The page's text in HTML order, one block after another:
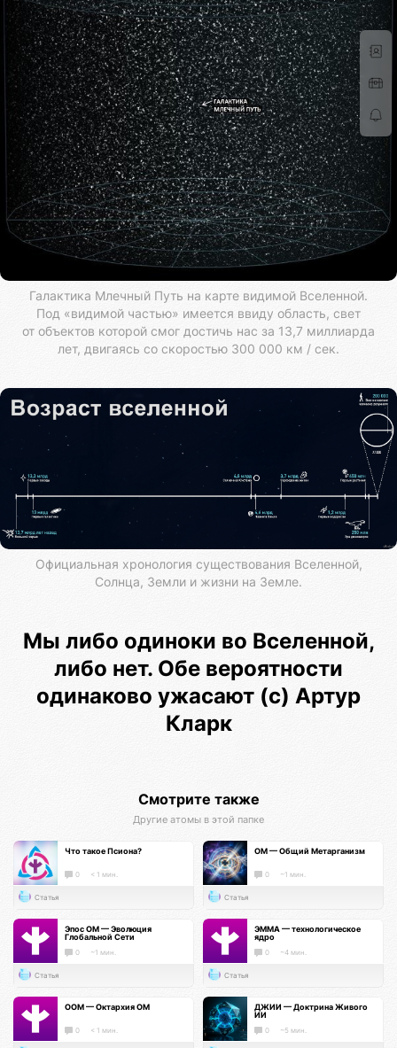
Галактика Млечный Путь на карте видимой Вселенной.
Под «видимой частью» имеется ввиду область, свет
от объектов которой смог достичь нас за 13,7 миллиарда
лет, двигаясь со скоростью 300 000 км / сек.
Официальная хронология существования Вселенной,
Солнца, Земли и жизни на Земле.
Мы либо одиноки во Вселенной,
либо нет. Обе вероятности
одинаково ужасают (с) Артур
Кларк
Смотрите также
Другие атомы в этой папке
Что такое Псиона?
0 < 1 мин.
Статья
ОМ — Общий Метарганизм
0 ~1 мин.
Статья
Эпос ОМ — Эволюция
Глобальной Сети
0 ~1 мин.
Статья
ЭММА — технологическое
ядро
0 ~4 мин.
Статья
ООМ — Октархия ОМ
0 < 1 мин.
ДЖИИ — Доктрина Живого
ИИ
0 ~5 мин.